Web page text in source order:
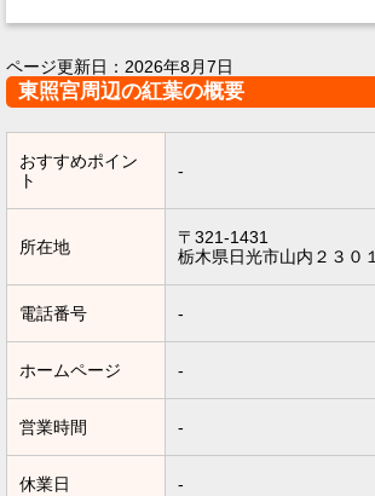
ページ更新日： 2026年8月7日
東照宮周辺の紅葉の概要
おすすめポイン
ト
-
所在地
〒321-1431
栃木県日光市山内２３０１
電話番号 -
ホームページ -
営業時間 -
休業日 -